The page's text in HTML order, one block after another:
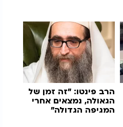
הרב פינטו: "זה זמן של
הגאולה, נמצאים אחרי
המגיפה הגדולה"